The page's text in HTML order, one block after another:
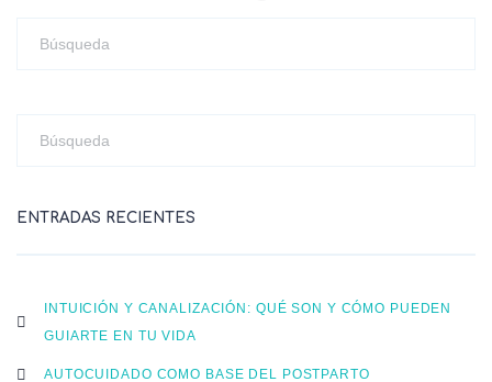
ENTRADAS RECIENTES
INTUICIÓN Y CANALIZACIÓN: QUÉ SON Y CÓMO PUEDEN
GUIARTE EN TU VIDA
AUTOCUIDADO COMO BASE DEL POSTPARTO